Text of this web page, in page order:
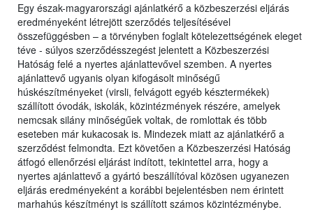
Egy észak-magyarországi ajánlatkérő a közbeszerzési eljárás
eredményeként létrejött szerződés teljesítésével
összefüggésben – a törvényben foglalt kötelezettségének eleget
téve - súlyos szerződésszegést jelentett a Közbeszerzési
Hatóság felé a nyertes ajánlattevővel szemben. A nyertes
ajánlattevő ugyanis olyan kifogásolt minőségű
húskészítményeket (virsli, felvágott egyéb késztermékek)
szállított óvodák, iskolák, közintézmények részére, amelyek
nemcsak silány minőségűek voltak, de romlottak és több
eseteben már kukacosak is. Mindezek miatt az ajánlatkérő a
szerződést felmondta. Ezt követően a Közbeszerzési Hatóság
átfogó ellenőrzési eljárást indított, tekintettel arra, hogy a
nyertes ajánlattevő a gyártó beszállítóval közösen ugyanezen
eljárás eredményeként a korábbi bejelentésben nem érintett
marhahús készítményt is szállított számos közintézménybe.